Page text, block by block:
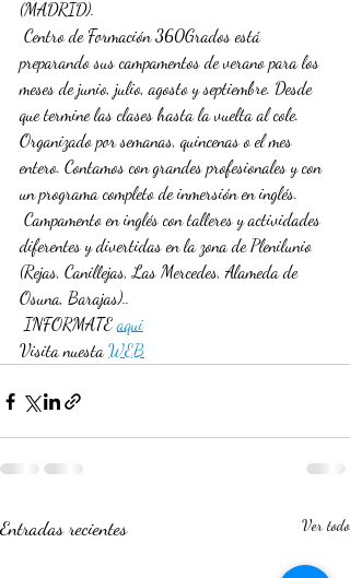
(MADRID).
preparando sus campamentos de verano para los
meses de junio, julio, agosto y septiembre. Desde
que termine las clases hasta la vuelta al cole.
Organizado por semanas, quincenas o el mes
entero. Contamos con grandes profesionales y con
un programa completo de inmersión en inglés.
diferentes y divertidas en la zona de Plenilunio
(Rejas, Canillejas, Las Mercedes, Alameda de
Osuna, Barajas)..
INFORMATE aqui
Visita nuesta WEB
Entradas recientes Ver todo